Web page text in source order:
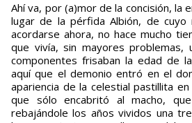
Ahí va, por (a)mor de la concisión, la
lugar de la pérfida Albión, de cuyo
acordarse ahora, no hace mucho
que vivía, sin mayores problemas,
componentes frisaban la edad de
aquí que el demonio entró en el
apariencia de la celestial pastillita
que sólo encabritó al macho,
rebajándole los años vividos una